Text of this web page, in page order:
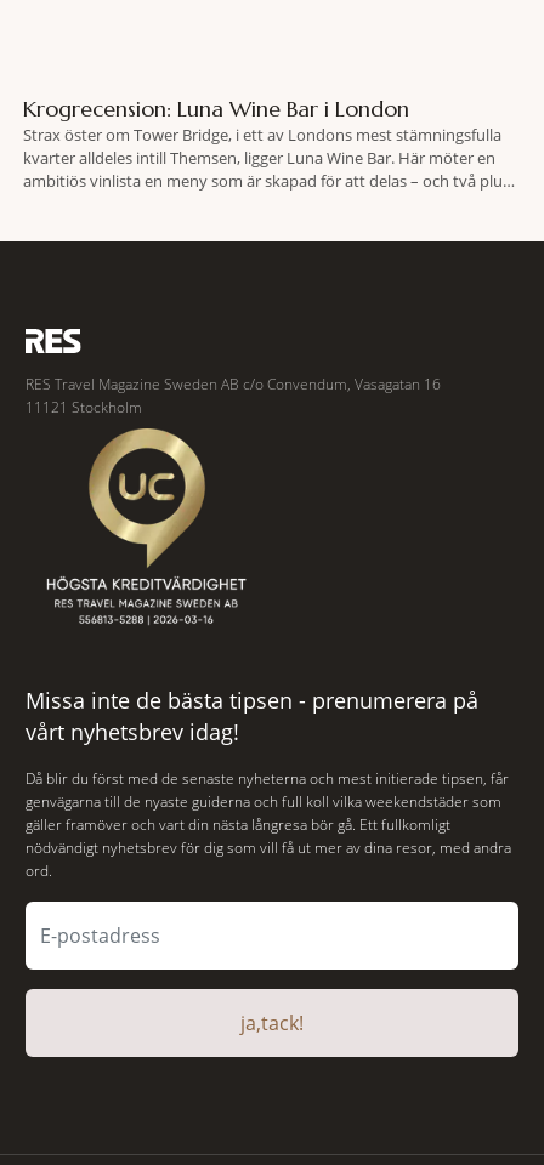
Krogrecension: Luna Wine Bar i London
Strax öster om Tower Bridge, i ett av Londons mest stämningsfulla
kvarter alldeles intill Themsen, ligger Luna Wine Bar. Här möter en
ambitiös vinlista en meny som är skapad för att delas – och två plus
RES Travel Magazine Sweden AB c/o Convendum, Vasagatan 16
11121 Stockholm
Missa inte de bästa tipsen - prenumerera på
vårt nyhetsbrev idag!
Då blir du först med de senaste nyheterna och mest initierade tipsen, får
genvägarna till de nyaste guiderna och full koll vilka weekendstäder som
gäller framöver och vart din nästa långresa bör gå. Ett fullkomligt
nödvändigt nyhetsbrev för dig som vill få ut mer av dina resor, med andra
ord.
ja,tack!